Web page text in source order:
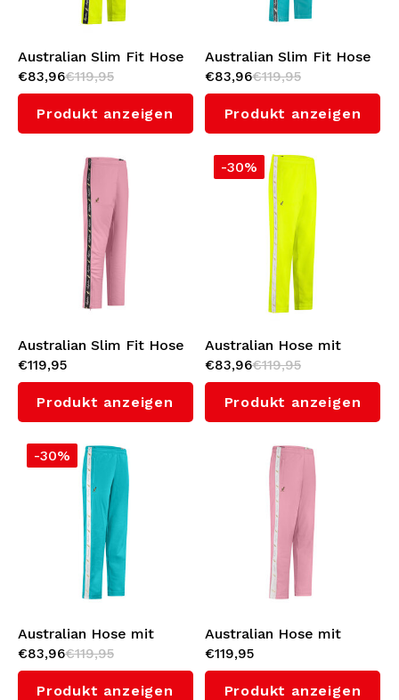
Australian Slim Fit Hose
mit Schwarzem
Seitenstreifen 3.0
(Sulphure Spring)
€83,96€119,95
Produkt anzeigen
Australian Slim Fit Hose
mit Schwarzem
Seitenstreifen 3.0 (Green
Storm)
€83,96€119,95
Produkt anzeigen
Australian Slim Fit Hose
mit Schwarzem
Seitenstreifen 3.0
(Orchid Smoke)
€119,95
Produkt anzeigen
-30%
Australian Hose mit
Weißes Seitenstreifen
3.0 (Sulphure Spring)
€83,96€119,95
Produkt anzeigen
-30%
Australian Hose mit
Weißes Seitenstreifen
3.0 (Green Storm)
€83,96€119,95
Produkt anzeigen
Australian Hose mit
Weißes Seitenstreifen
3.0 (Orchid Smoke)
€119,95
Produkt anzeigen